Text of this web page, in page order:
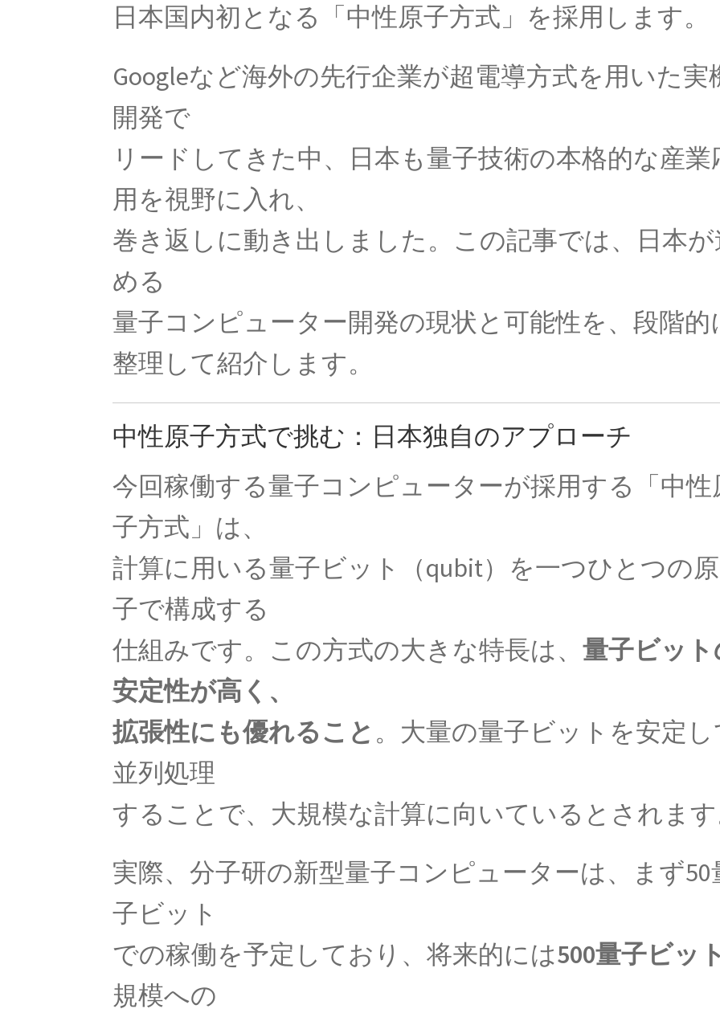
【ドップラー効果を定式化したオーストリア人】_【マンハッタン計画に参画しボーム解釈を提
E・O・ローレンス
【サイクロトロンを発明し人工放射性元素を実現】
【アメリカで稀代の実験家が光速度に関する事実を実験検証】
F・W・マイスナー
【ベルリン生まれの物理学者｜磁性を使って超電導現象を説明】
G・R・キルヒホフ
【反射熱と放射エネルギーと電気回路でそれぞれ法則を確立】
G・オーム
H・アルプレヒト・ベーテ
【星の進化を考え、また原子核反応を考えた】
J・F・ジョリオ＝キューリー
【アルファ線を使いリン30を実現】【ハーバードを首席で卒業し49歳で夭折した天才物理
J・J・トムソン
J・R・マイヤー
【熱と仕事の変換｜エネルギーの概念の確立に貢献】
J・チャ
【中性子を発見しガン治療に応用
日本国内初となる「中性原子方式」を採用します。
Googleなど海外の先行企業が超電導方式を用いた実
開発で
リードしてきた中、日本も量子技術の本格的な産業
用を視野に入れ、
巻き返しに動き出しました。この記事では、日本が
める
量子コンピューター開発の現状と可能性を、段階的
整理して紹介します。
中性原子方式で挑む：日本独自のアプローチ
今回稼働する量子コンピューターが採用する「中性
子方式」は、
計算に用いる量子ビット（qubit）を一つひとつの原
子で構成する
仕組みです。この方式の大きな特長は、量子ビット
安定性が高く、
拡張性にも優れること 。大量の量子ビットを安定し
並列処理
することで、大規模な計算に向いているとされます
実際、分子研の新型量子コンピューターは、まず50
子ビット
での稼働を予定しており、将来的には500量子ビット
規模への